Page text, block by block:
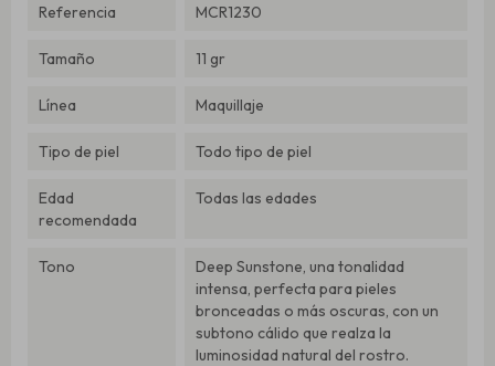
Referencia MCR1230
Tamaño 11 gr
Línea Maquillaje
Tipo de piel Todo tipo de piel
Edad
recomendada
Todas las edades
Tono
Deep Sunstone, una tonalidad
intensa, perfecta para pieles
bronceadas o más oscuras, con un
subtono cálido que realza la
luminosidad natural del rostro.